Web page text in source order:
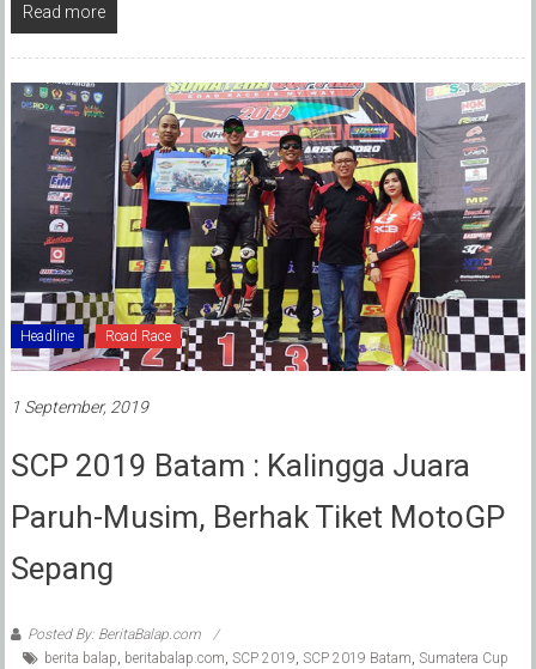
Read more
Headline Road Race
1 September, 2019
SCP 2019 Batam : Kalingga Juara
Paruh-Musim, Berhak Tiket MotoGP
Sepang
Posted By: BeritaBalap.com
berita balap beritabalap.com SCP 2019 SCP 2019 Batam Sumatera Cup